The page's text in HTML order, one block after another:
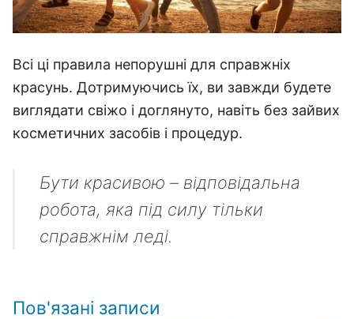
Всі ці правила непорушні для справжніх
красунь. Дотримуючись їх, ви завжди будете
виглядати свіжо і доглянуто, навіть без зайвих
косметичних засобів і процедур.
Бути красивою – відповідальна
робота, яка під силу тільки
справжнім леді.
Пов'язані записи